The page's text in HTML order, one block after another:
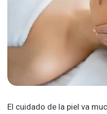
El cuidado de la piel va